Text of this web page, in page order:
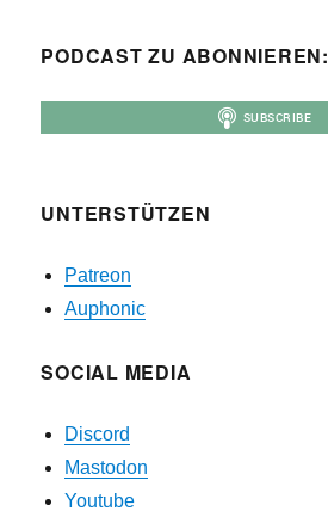
PODCAST ZU ABONNIEREN:
UNTERSTÜTZEN
Patreon
Auphonic
SOCIAL MEDIA
Discord
Mastodon
Youtube